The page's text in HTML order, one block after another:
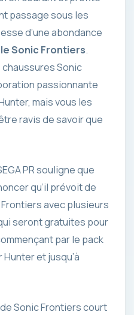
passage sous les
d’une abondance
Sonic Frontiers.
Sonic
passionnante
mais vous les
ravis de savoir que
PR souligne que
qu’il prévoit de
avec plusieurs
seront gratuites pour
par le pack
et jusqu’à
Sonic Frontiers court